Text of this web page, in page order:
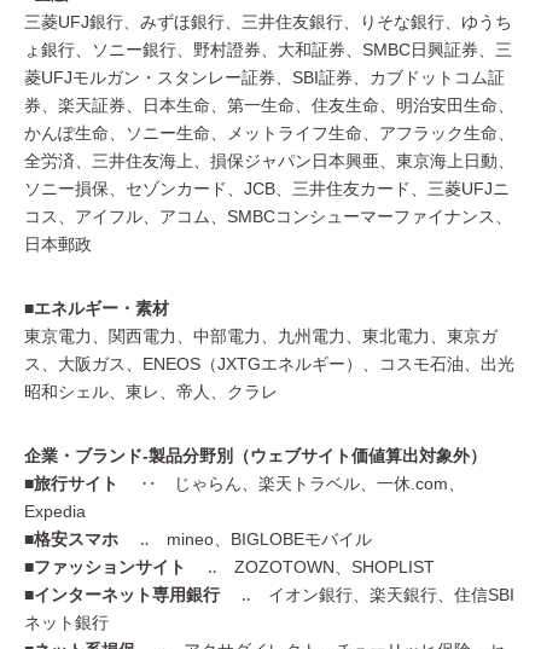
三菱UFJ銀行、みずほ銀行、三井住友銀行、りそな銀行、ゆうち
ょ銀行、ソニー銀行、野村證券、大和証券、SMBC日興証券、三
菱UFJモルガン・スタンレー証券、SBI証券、カブドットコム証
券、楽天証券、日本生命、第一生命、住友生命、明治安田生命、
かんぽ生命、ソニー生命、メットライフ生命、アフラック生命、
全労済、三井住友海上、損保ジャパン日本興亜、東京海上日動、
ソニー損保、セゾンカード、JCB、三井住友カード、三菱UFJニ
コス、アイフル、アコム、SMBCコンシューマーファイナンス、
日本郵政
■エネルギー・素材
東京電力、関西電力、中部電力、九州電力、東北電力、東京ガ
ス、大阪ガス、ENEOS（JXTGエネルギー）、コスモ石油、出光
昭和シェル、東レ、帝人、クラレ
企業・ブランド-製品分野別（ウェブサイト価値算出対象外）
■旅行サイト
‥ じゃらん、楽天トラベル、一休.com、
Expedia
■格安スマホ
‥ mineo、BIGLOBEモバイル
■ファッションサイト
‥ ZOZOTOWN、SHOPLIST
■インターネット専用銀行
‥ イオン銀行、楽天銀行、住信SBI
ネット銀行